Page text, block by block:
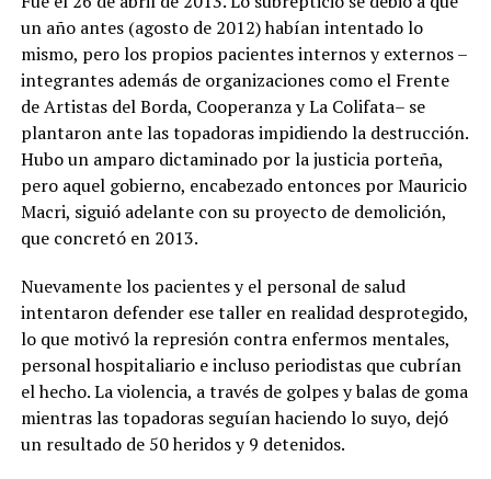
un año antes (agosto de 2012) habían intentado lo
mismo, pero los propios pacientes internos y externos –
integrantes además de organizaciones como el Frente
de Artistas del Borda, Cooperanza y La Colifata– se
plantaron ante las topadoras impidiendo la destrucción.
Hubo un amparo dictaminado por la justicia porteña,
pero aquel gobierno, encabezado entonces por Mauricio
Macri, siguió adelante con su proyecto de demolición,
que concretó en 2013.
Nuevamente los pacientes y el personal de salud
intentaron defender ese taller en realidad desprotegido,
lo que motivó la represión contra enfermos mentales,
personal hospitaliario e incluso periodistas que cubrían
el hecho. La violencia, a través de golpes y balas de goma
mientras las topadoras seguían haciendo lo suyo, dejó
un resultado de 50 heridos y 9 detenidos.